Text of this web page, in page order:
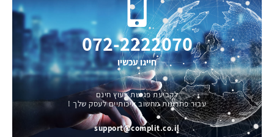
072-2222070
חייגו עכשיו
לקביעת פגישת ייעוץ חינם
עבור פתרונות מחשוב איכותיים לעסק שלך !
support@complit.co.il